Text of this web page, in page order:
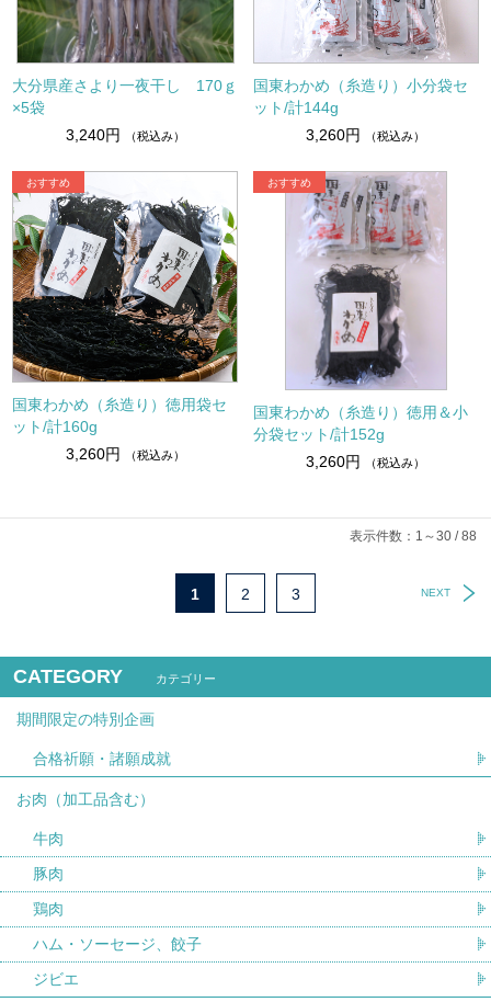
大分県産さより一夜干し 170ｇ
×5袋
3,240円
（税込み）
国東わかめ（糸造り）小分袋セ
ット/計144g
3,260円
（税込み）
国東わかめ（糸造り）徳用袋セ
ット/計160g
3,260円
（税込み）
国東わかめ（糸造り）徳用＆小
分袋セット/計152g
3,260円
（税込み）
表示件数：1～30 / 88
NEXT
1 2 3
CATEGORY カテゴリー
期間限定の特別企画
合格祈願・諸願成就
お肉（加工品含む）
牛肉
豚肉
鶏肉
ハム・ソーセージ、餃子
ジビエ